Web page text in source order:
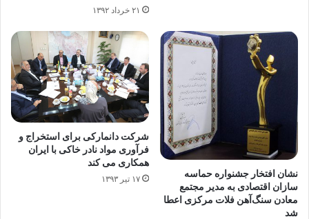
۲۱ خرداد ۱۳۹۲
نشان افتخار جشنواره حماسه
سازان اقتصادی به مدیر مجتمع
معادن سنگ‌آهن فلات مرکزی اعطا
شد
شرکت دانمارکی برای استخراج و
فرآوری مواد نادر خاکی با ایران
همکاری می کند
۱۷ تیر ۱۳۹۳